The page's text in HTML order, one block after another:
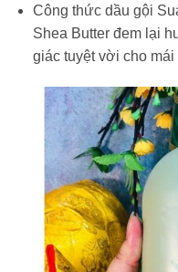
Công thức dầu gội
Shea Butter đem lại
giác tuyệt vời cho mái